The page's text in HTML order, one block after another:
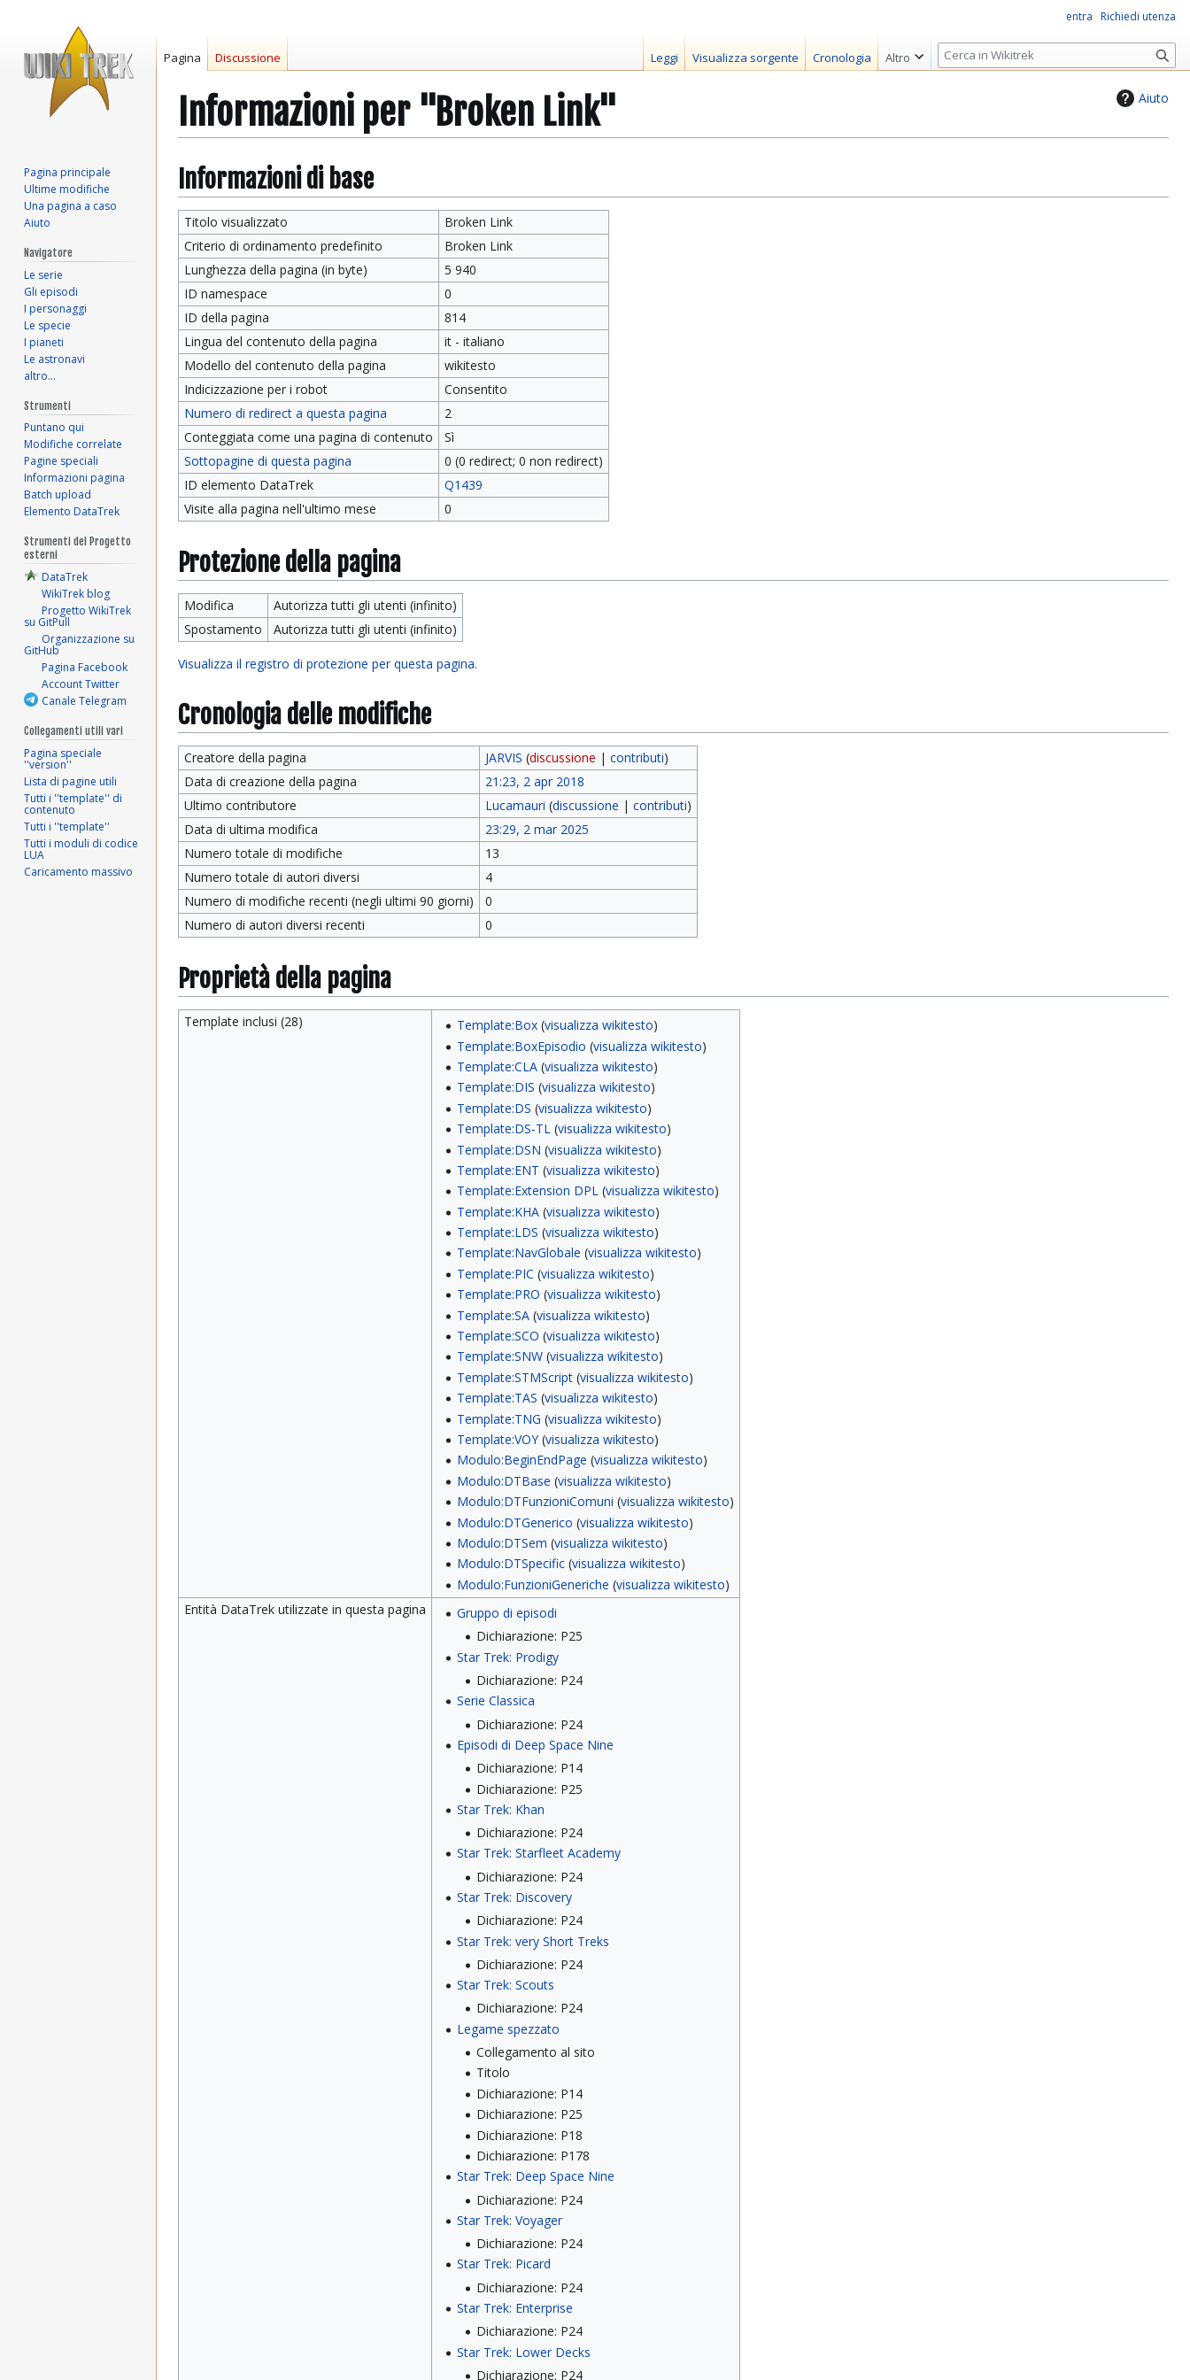
Aiuto
Informazioni per "Broken Link"
Vai
alla
navigazione
Vai
alla
ricerca
Informazioni di base
Titolo visualizzato
Broken Link
Criterio di ordinamento predefinito
Broken Link
Lunghezza della pagina (in byte)
5 940
ID namespace
0
ID della pagina
814
Lingua del contenuto della pagina
it - italiano
Modello del contenuto della pagina
wikitesto
Indicizzazione per i robot
Consentito
Numero di redirect a questa pagina
2
Conteggiata come una pagina di contenuto
Sì
Sottopagine di questa pagina
0 (0 redirect; 0 non redirect)
ID elemento DataTrek
Q1439
Visite alla pagina nell'ultimo mese
0
Protezione della pagina
Modifica
Autorizza tutti gli utenti (infinito)
Spostamento
Autorizza tutti gli utenti (infinito)
Visualizza il registro di protezione per questa pagina.
Cronologia delle modifiche
Creatore della pagina JARVIS (discussione | contributi)
Data di creazione della pagina
21:23, 2 apr 2018
Ultimo contributore
Lucamauri (discussione | contributi)
Data di ultima modifica
23:29, 2 mar 2025
Numero totale di modifiche
13
Numero totale di autori diversi
4
Numero di modifiche recenti (negli ultimi 90 giorni)
0
Numero di autori diversi recenti
0
Proprietà della pagina
Template inclusi (28) Template:Box(visualizza wikitesto)
Template:BoxEpisodio (visualizza wikitesto)
Template:CLA(visualizza wikitesto)
Template:DIS (visualizza wikitesto)
Template:DS (visualizza wikitesto)
Template:DS-TL(visualizza wikitesto)
Template:DSN (visualizza wikitesto)
Template:ENT (visualizza wikitesto)
Template:Extension DPL(visualizza wikitesto)
Template:KHA(visualizza wikitesto)
Template:LDS (visualizza wikitesto)
Template:NavGlobale (visualizza wikitesto)
Template:PIC (visualizza wikitesto)
Template:PRO (visualizza wikitesto)
Template:SA(visualizza wikitesto)
Template:SCO (visualizza wikitesto)
Template:SNW(visualizza wikitesto)
Template:STMScript(visualizza wikitesto)
Template:TAS (visualizza wikitesto)
Template:TNG (visualizza wikitesto)
Template:VOY(visualizza wikitesto)
Modulo:BeginEndPage (visualizza wikitesto)
Modulo:DTBase (visualizza wikitesto)
Modulo:DTFunzioniComuni (visualizza wikitesto)
Modulo:DTGenerico (visualizza wikitesto)
Modulo:DTSem (visualizza wikitesto)
Modulo:DTSpecific(visualizza wikitesto)
Modulo:FunzioniGeneriche (visualizza wikitesto)
Entità DataTrek utilizzate in questa pagina
Gruppo di episodi
Dichiarazione: P25
Star Trek: Prodigy
Dichiarazione: P24
Serie Classica
Dichiarazione: P24
Episodi di Deep Space Nine
Dichiarazione: P14
Dichiarazione: P25
Star Trek: Khan
Dichiarazione: P24
Star Trek: Starfleet Academy
Dichiarazione: P24
Star Trek: Discovery
Dichiarazione: P24
Star Trek: very Short Treks
Dichiarazione: P24
Star Trek: Scouts
Dichiarazione: P24
Legame spezzato
Collegamento al sito
Titolo
Dichiarazione: P14
Dichiarazione: P25
Dichiarazione: P18
Dichiarazione: P178
Star Trek: Deep Space Nine
Dichiarazione: P24
Star Trek: Voyager
Dichiarazione: P24
Star Trek: Picard
Dichiarazione: P24
Star Trek: Enterprise
Dichiarazione: P24
Star Trek: Lower Decks
Dichiarazione: P24
entra Richiedi utenza
Pagina Discussione Leggi Visualizza sorgente Cronologia Altro
R
i
r
Pagina principale
Ultime modifiche
Una pagina a caso
Aiuto
Navigatore
Le serie
Gli episodi
I personaggi
Le specie
I pianeti
Le astronavi
altro…
Strumenti
Puntano qui
Modifiche correlate
Pagine speciali
Informazioni pagina
Batch upload
Elemento DataTrek
Strumenti del Progetto
esterni
DataTrek
WikiTrek blog
Progetto WikiTrek
su GitPull
Organizzazione su
GitHub
Pagina Facebook
Account Twitter
Canale Telegram
Collegamenti utili vari
Pagina speciale
''version''
Lista di pagine utili
Tutti i ''template'' di
contenuto
Tutti i ''template''
Tutti i moduli di codice
LUA
Caricamento massivo